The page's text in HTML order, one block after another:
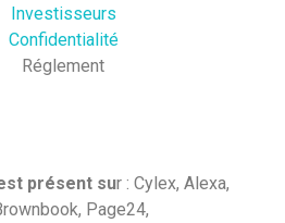
Investisseurs
Confidentialité
Réglement
présent sur : Cylex, Alexa,
Page24,